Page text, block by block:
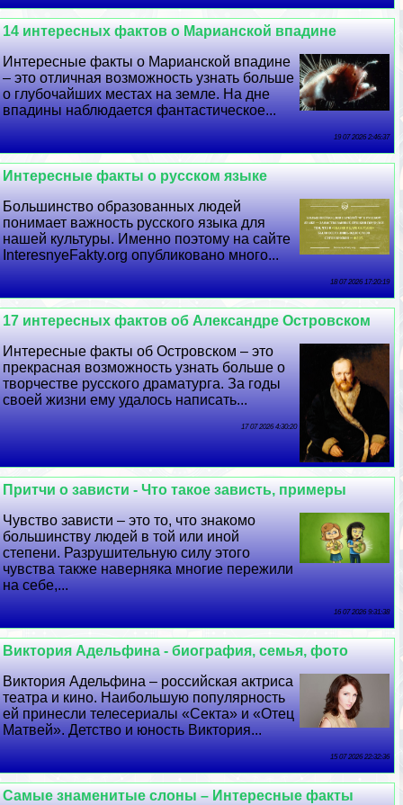
14 интересных фактов о Марианской впадине
Интересные факты о Марианской впадине
– это отличная возможность узнать больше
о глубочайших местах на земле. На дне
впадины наблюдается фантастическое...
19 07 2026 2:46:37
Интересные факты о русском языке
Большинство образованных людей
понимает важность русского языка для
нашей культуры. Именно поэтому на сайте
InteresnyeFakty.org опубликовано много...
18 07 2026 17:20:19
17 интересных фактов об Александре Островском
Интересные факты об Островском – это
прекрасная возможность узнать больше о
творчестве русского драматурга. За годы
своей жизни ему удалось написать...
17 07 2026 4:30:20
Притчи о зависти - Что такое зависть, примеры
Чувство зависти – это то, что знакомо
большинству людей в той или иной
степени. Разрушительную силу этого
чувства также наверняка многие пережили
на себе,...
16 07 2026 9:31:38
Виктория Адельфина - биография, семья, фото
Виктория Адельфина – российская актриса
театра и кино. Наибольшую популярность
ей принесли телесериалы «Секта» и «Отец
Матвей». Детство и юность Виктория...
15 07 2026 22:32:36
Самые знаменитые слоны – Интересные факты